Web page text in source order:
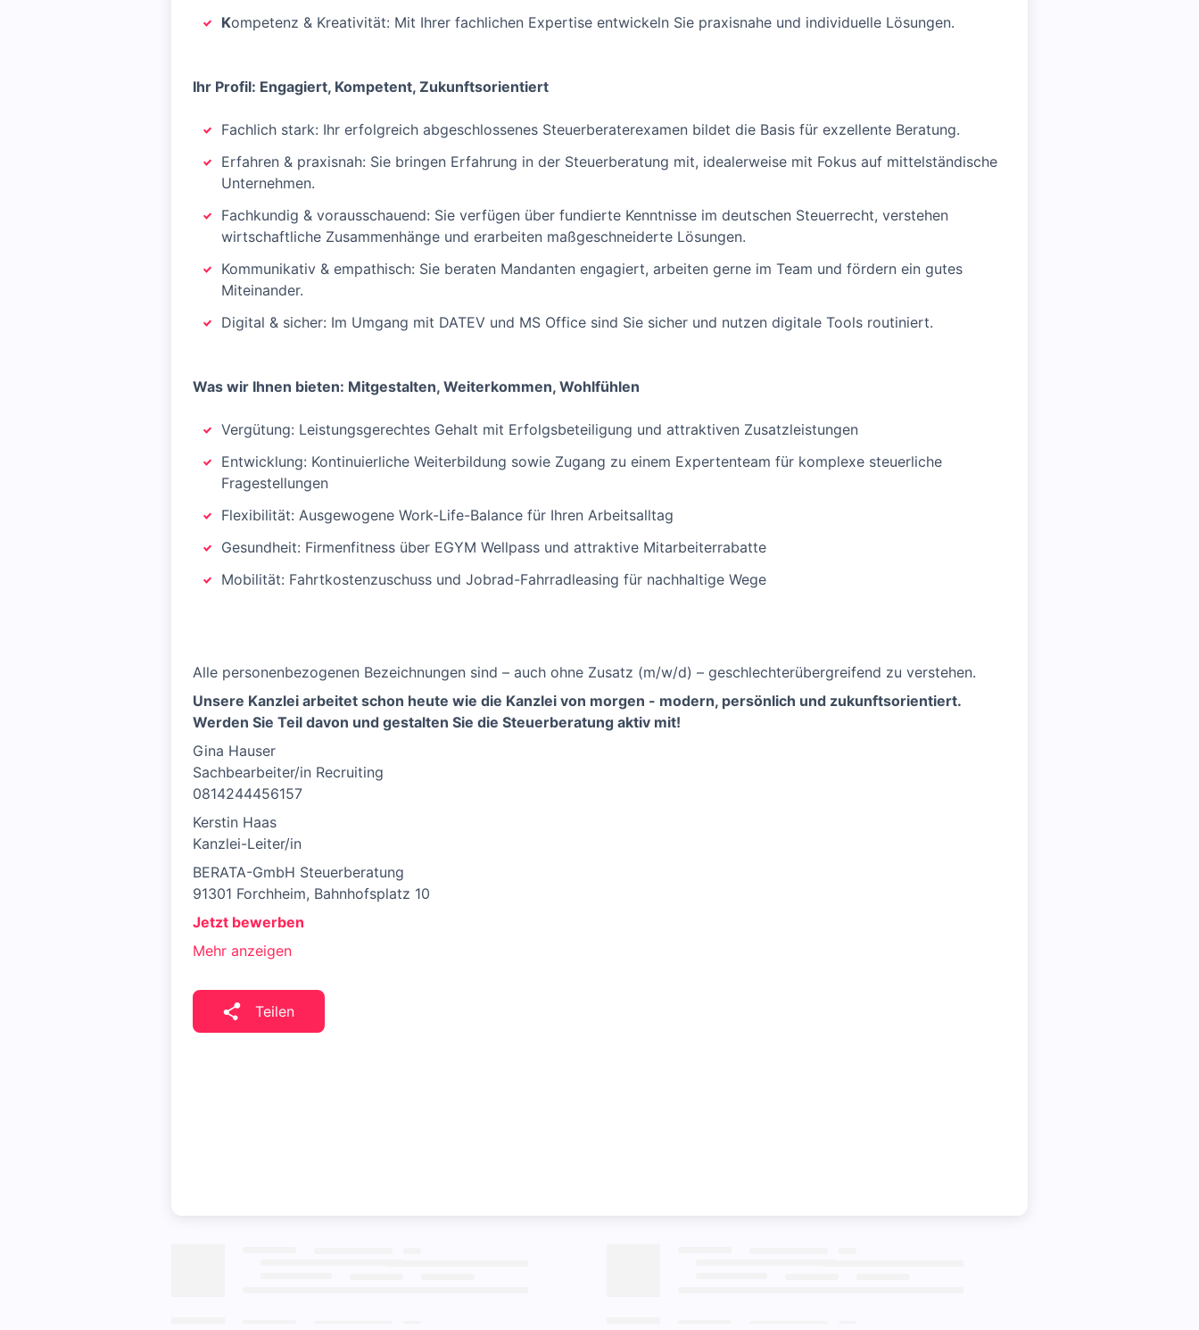
Kompetenz & Kreativität: Mit Ihrer fachlichen Expertise entwickeln Sie praxisnahe und individuelle Lösungen.
Ihr Profil: Engagiert, Kompetent, Zukunftsorientiert
Fachlich stark: Ihr erfolgreich abgeschlossenes Steuerberaterexamen bildet die Basis für exzellente Beratung.
Erfahren & praxisnah: Sie bringen Erfahrung in der Steuerberatung mit, idealerweise mit Fokus auf mittelständische
Unternehmen.
Fachkundig & vorausschauend: Sie verfügen über fundierte Kenntnisse im deutschen Steuerrecht, verstehen
wirtschaftliche Zusammenhänge und erarbeiten maßgeschneiderte Lösungen.
Kommunikativ & empathisch: Sie beraten Mandanten engagiert, arbeiten gerne im Team und fördern ein gutes
Miteinander.
Digital & sicher: Im Umgang mit DATEV und MS Office sind Sie sicher und nutzen digitale Tools routiniert.
Was wir Ihnen bieten: Mitgestalten, Weiterkommen, Wohlfühlen
Vergütung: Leistungsgerechtes Gehalt mit Erfolgsbeteiligung und attraktiven Zusatzleistungen
Entwicklung: Kontinuierliche Weiterbildung sowie Zugang zu einem Expertenteam für komplexe steuerliche
Fragestellungen
Flexibilität: Ausgewogene Work-Life-Balance für Ihren Arbeitsalltag
Gesundheit: Firmenfitness über EGYM Wellpass und attraktive Mitarbeiterrabatte
Mobilität: Fahrtkostenzuschuss und Jobrad-Fahrradleasing für nachhaltige Wege
Alle personenbezogenen Bezeichnungen sind – auch ohne Zusatz (m/w/d) – geschlechterübergreifend zu verstehen.
Unsere Kanzlei arbeitet schon heute wie die Kanzlei von morgen - modern, persönlich und zukunftsorientiert.
Werden Sie Teil davon und gestalten Sie die Steuerberatung aktiv mit!
Gina Hauser
Sachbearbeiter/in Recruiting
0814244456157
Kerstin Haas
Kanzlei-Leiter/in
BERATA-GmbH Steuerberatung
91301 Forchheim, Bahnhofsplatz 10
Jetzt bewerben
Mehr anzeigen
Teilen